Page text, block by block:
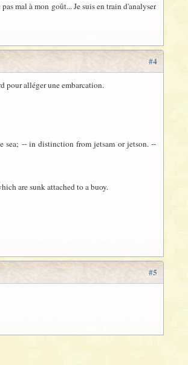
mal à mon goût... Je suis en train d'analyser
#4
pour alléger une embarcation.
sea; -- in distinction from jetsam or jetson. --
are sunk attached to a buoy.
#5